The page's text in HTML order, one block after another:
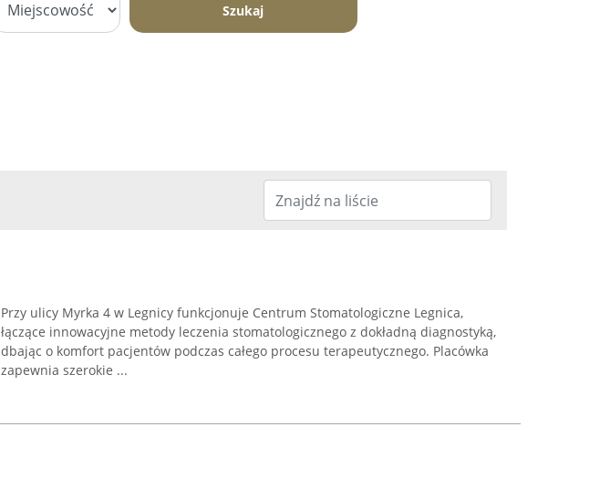
Szukaj
Przy ulicy Myrka 4 w Legnicy funkcjonuje Centrum Stomatologiczne Legnica,
łączące innowacyjne metody leczenia stomatologicznego z dokładną diagnostyką,
dbając o komfort pacjentów podczas całego procesu terapeutycznego. Placówka
zapewnia szerokie ...